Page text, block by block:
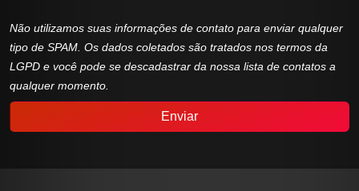
Não utilizamos suas informações de contato para enviar qualquer
tipo de SPAM. Os dados coletados são tratados nos termos da
LGPD e você pode se descadastrar da nossa lista de contatos a
qualquer momento.
Enviar